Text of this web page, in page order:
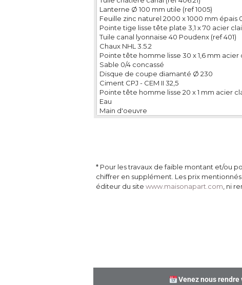
Lanterne Ø 100 mm utile (ref 1005)
Feuille zinc naturel 2000 x 1000 mm épais
Pointe tige lisse tête plate 3,1 x 70 acier
Tuile canal lyonnaise 40 Poudenx (ref 401)
Chaux NHL 3.5.2
Pointe tête homme lisse 30 x 1,6 mm acier
Sable 0/4 concassé
Disque de coupe diamanté Ø 230
Ciment CPJ - CEM II 32,5
Pointe tête homme lisse 20 x 1 mm acier
Eau
Main d'oeuvre
* Pour les travaux de faible montant et/ou
chiffrer en supplément. Les prix
éditeur du site www.maisonapart.com , ni